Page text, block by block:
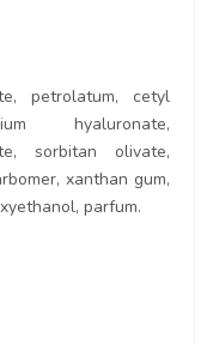
petrolatum, cetyl
hyaluronate,
sorbitan olivate,
xanthan gum,
parfum.